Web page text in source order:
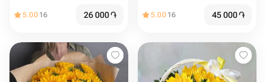
5.00 16 26 000֏ 5.00 16 45 000֏